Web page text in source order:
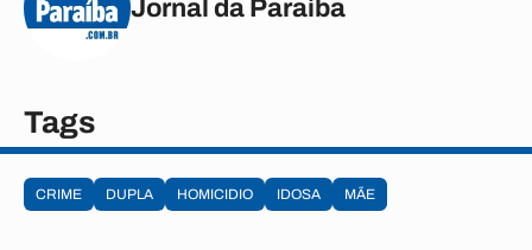
Jornal da Paraíba
Tags
CRIME DUPLA HOMICIDIO IDOSA MÃE